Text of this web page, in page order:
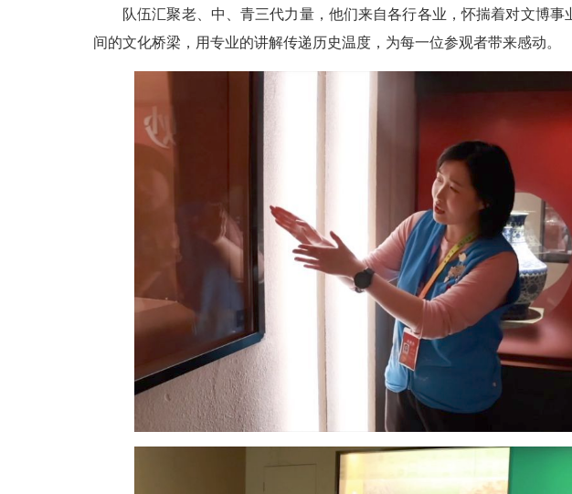
队伍汇聚老、中、青三代力量，他们来自各行各业，怀揣着对文博
间的文化桥梁，用专业的讲解传递历史温度，为每一位参观者带来感动。